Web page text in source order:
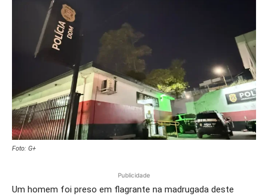
Foto: G+
Publicidade
Um homem foi preso em flagrante na madrugada deste